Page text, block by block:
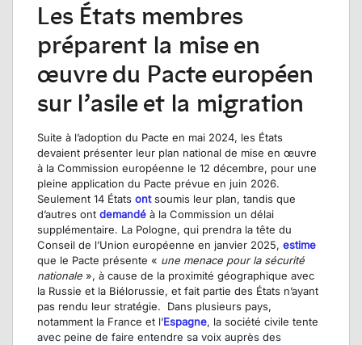
Les États membres
préparent la mise en
œuvre du Pacte européen
sur l’asile et la migration
Suite à l’adoption du Pacte en mai 2024, les États
devaient présenter leur plan national de mise en œuvre
à la Commission européenne le 12 décembre, pour une
pleine application du Pacte prévue en juin 2026.
Seulement 14 États ontsoumis leur plan, tandis que
d’autres ont demandé à la Commission un délai
supplémentaire. La Pologne, qui prendra la tête du
Conseil de l’Union européenne en janvier 2025, estime
que le Pacte présente « une menace pour la sécurité
nationale », à cause de la proximité géographique avec
la Russie et la Biélorussie, et fait partie des États n’ayant
pas rendu leur stratégie. Dans plusieurs pays,
notamment la France et l’Espagne, la société civile tente
avec peine de faire entendre sa voix auprès des